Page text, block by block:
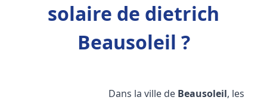
solaire de dietrich
Beausoleil ?
Dans la ville de Beausoleil, les